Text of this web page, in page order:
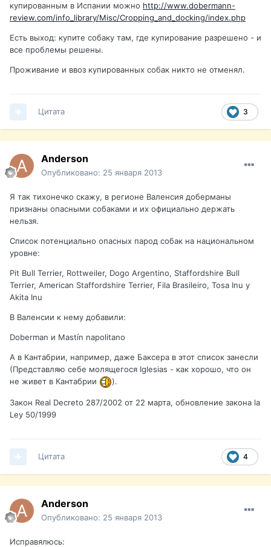
купированным в Испании можно http://www.dobermann-
review.com/info_library/Misc/Cropping_and_docking/index.php
Есть выход: купите собаку там, где купирование разрешено - и
все проблемы решены.
Проживание и ввоз купированных собак никто не отменял.
3
Цитата
Anderson
Опубликовано: 25 января 2013
Я так тихонечко скажу, в регионе Валенсия доберманы
признаны опасными собаками и их официально держать
нельзя.
Список потенциально опасных парод собак на национальном
уровне:
Pit Bull Terrier, Rottweiler, Dogo Argentino, Staffordshire Bull
Terrier, American Staffordshire Terrier, Fila Brasileiro, Tosa Inu y
Akita Inu
В Валенсии к нему добавили:
Doberman и Mastín napolitano
А в Кантабрии, например, даже Баксера в этот список занесли
(Представляю себе молящегося Iglesias - как хорошо, что он
не живет в Кантабрии
).
Закон Real Decreto 287/2002 от 22 марта, обновление закона la
Ley 50/1999
4
Цитата
Anderson
Опубликовано: 25 января 2013
Исправялюсь: